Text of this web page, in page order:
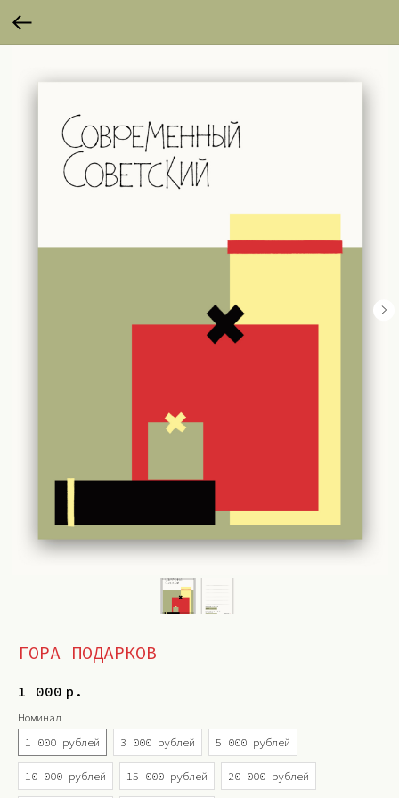
ГОРА ПОДАРКОВ
1 000 р.
Номинал
1 000 рублей
3 000 рублей 5 000 рублей
10 000 рублей 15 000 рублей 20 000 рублей